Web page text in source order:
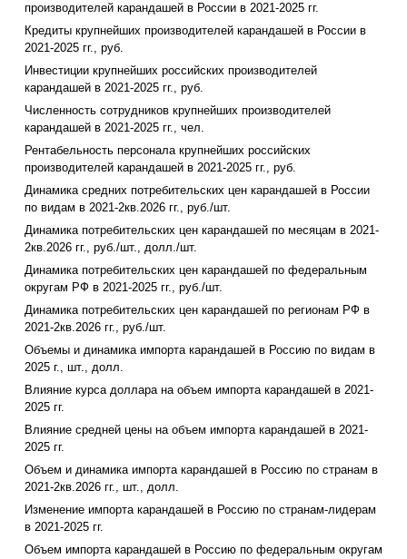
производителей карандашей в России в 2021-2025 гг.
Кредиты крупнейших производителей карандашей в России в
2021-2025 гг., руб.
Инвестиции крупнейших российских производителей
карандашей в 2021-2025 гг., руб.
Численность сотрудников крупнейших производителей
карандашей в 2021-2025 гг., чел.
Рентабельность персонала крупнейших российских
производителей карандашей в 2021-2025 гг., руб.
Динамика средних потребительских цен карандашей в России
по видам в 2021-2кв.2026 гг., руб./шт.
Динамика потребительских цен карандашей по месяцам в 2021-
2кв.2026 гг., руб./шт., долл./шт.
Динамика потребительских цен карандашей по федеральным
округам РФ в 2021-2025 гг., руб./шт.
Динамика потребительских цен карандашей по регионам РФ в
2021-2кв.2026 гг., руб./шт.
Объемы и динамика импорта карандашей в Россию по видам в
2025 г., шт., долл.
Влияние курса доллара на объем импорта карандашей в 2021-
2025 гг.
Влияние средней цены на объем импорта карандашей в 2021-
2025 гг.
Объем и динамика импорта карандашей в Россию по странам в
2021-2кв.2026 гг., шт., долл.
Изменение импорта карандашей в Россию по странам-лидерам
в 2021-2025 гг.
Объем импорта карандашей в Россию по федеральным округам